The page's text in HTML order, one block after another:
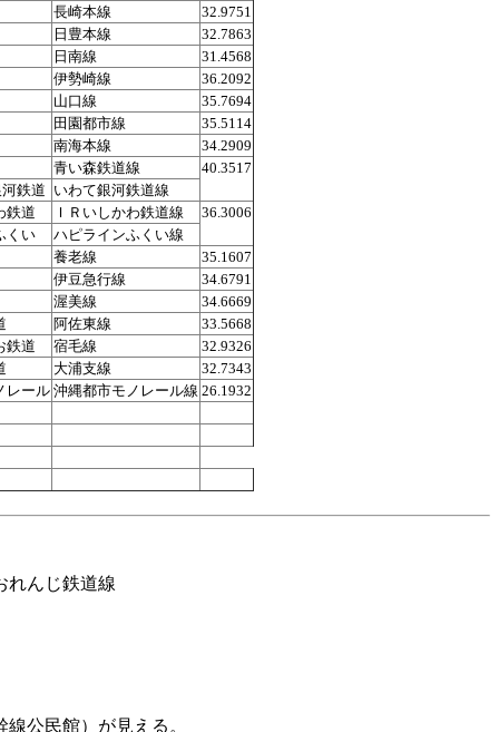
長崎本線
32.9751
日豊本線
32.7863
日南線
31.4568
伊勢崎線
36.2092
山口線
35.7694
田園都市線
35.5114
南海本線
34.2909
青い森鉄道線
40.3517
鉄道
いわて銀河鉄道線
鉄道 ＩＲいしかわ鉄道線
36.3006
くい
ハピラインふくい線
養老線
35.1607
伊豆急行線
34.6791
渥美線
34.6669
阿佐東線
33.5668
鉄道 宿毛線
32.9326
大浦支線
32.7343
レール 沖縄都市モノレール線 26.1932
れんじ鉄道線
公民館）が見える。